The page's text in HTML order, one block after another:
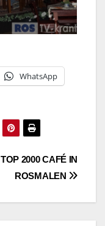
WhatsApp
TOP 2000 CAFÉ IN
ROSMALEN